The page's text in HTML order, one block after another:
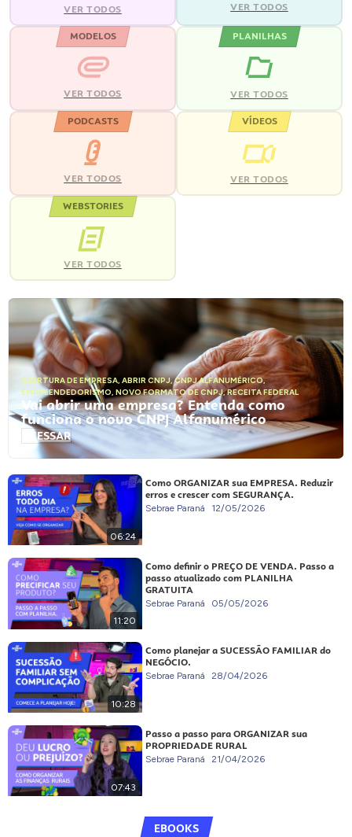
VER TODOS VER TODOS
MODELOS
VER TODOS
PLANILHAS
VER TODOS
PODCASTS
VER TODOS
VÍDEOS
VER TODOS
WEBSTORIES
VER TODOS
ABERTURA DE EMPRESA, ABRIR CNPJ,CNPJ ALFANUMÉRICO,
EMPREENDEDORISMO, NOVO FORMATO DE CNPJ,RECEITA FEDERAL
Vai abrir uma empresa? Entenda como
funciona o novo CNPJ Alfanumérico
ACESSAR
06:24
Como ORGANIZAR sua EMPRESA. Reduzir
erros e crescer com SEGURANÇA.
Sebrae Paraná 12/05/2026
11:20
Como definir o PREÇO DE VENDA. Passo a
passo atualizado com PLANILHA
GRATUITA
Sebrae Paraná 05/05/2026
10:28
Como planejar a SUCESSÃO FAMILIAR do
NEGÓCIO.
Sebrae Paraná 28/04/2026
07:43
Passo a passo para ORGANIZAR sua
PROPRIEDADE RURAL
Sebrae Paraná 21/04/2026
EBOOKS